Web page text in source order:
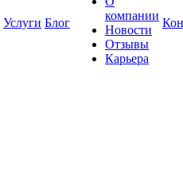
Услуги Блог
компании
Новости
Отзывы
Карьера